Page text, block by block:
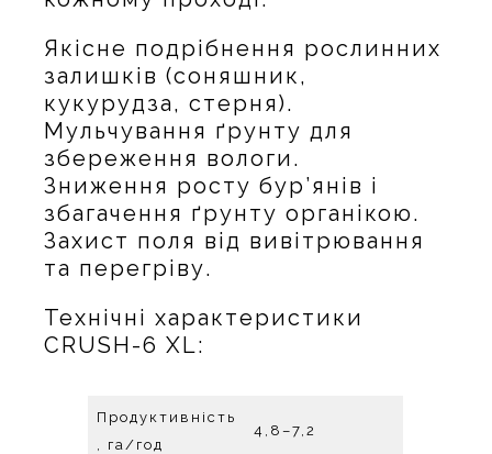
Якісне подрібнення рослинних
залишків (соняшник,
кукурудза, стерня).
Мульчування ґрунту для
збереження вологи.
Зниження росту бур’янів і
збагачення ґрунту органікою.
Захист поля від вивітрювання
та перегріву.
Технічні характеристики
CRUSH-6 XL:
Продуктивність
, га/год
4,8–7,2